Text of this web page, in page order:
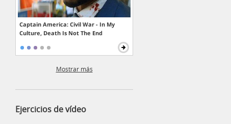
Captain America: Civil War - In My
Culture, Death Is Not The End
Mostrar más
Ejercicios de vídeo